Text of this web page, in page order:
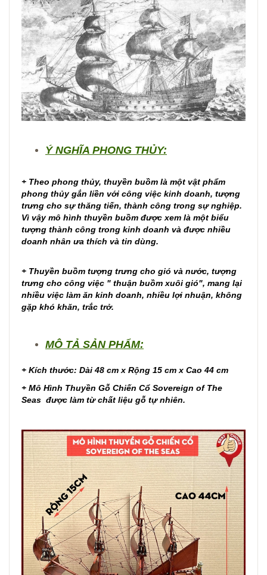
Ý NGHĨA PHONG THỦY:
+ Theo phong thủy, thuyền buồm là một vật phẩm
phong thủy gắn liền với công việc kinh doanh, tượng
trưng cho sự thăng tiến, thành công trong sự nghiệp.
Vì vậy mô hình thuyền buồm được xem là một biểu
tượng thành công trong kinh doanh và được nhiều
doanh nhân ưa thích và tin dùng.
+ Thuyền buồm tượng trưng cho gió và nước, tượng
trưng cho công việc " thuận buồm xuôi gió", mang lại
nhiều việc làm ăn kinh doanh, nhiều lợi nhuận, không
gặp khó khăn, trắc trở.
MÔ TẢ SẢN PHẨM:
+ Kích thước: Dài 48 cm x Rộng 15 cm x Cao 44 cm
+ Mô Hình Thuyền Gỗ Chiến Cổ Sovereign of The
Seas được làm từ chất liệu gỗ tự nhiên.